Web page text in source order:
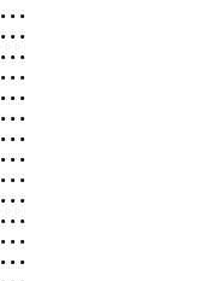
• • •
• • •
• • •
• • •
• • •
• • •
• • •
• • •
• • •
• • •
• • •
• • •
• • •